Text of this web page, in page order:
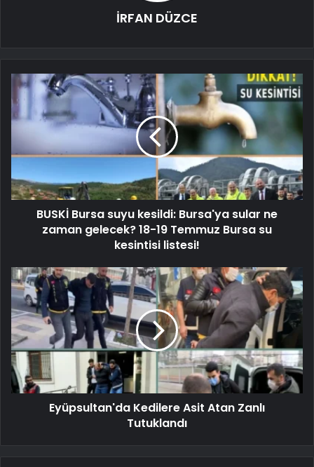
İRFAN DÜZCE
BUSKİ Bursa suyu kesildi: Bursa'ya sular ne
zaman gelecek? 18-19 Temmuz Bursa su
kesintisi listesi!
Eyüpsultan'da Kedilere Asit Atan Zanlı
Tutuklandı